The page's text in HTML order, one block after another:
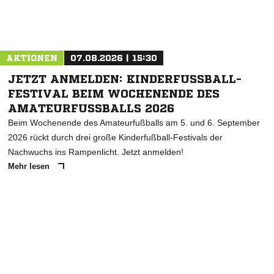
AKTIONEN 07.08.2026 | 15:30
JETZT ANMELDEN: KINDERFUSSBALL-F
ESTIVAL BEIM WOCHENENDE DES A
MATEURFUSSBALLS 2026
Beim Wochenende des Amateurfußballs am 5. und 6. September
2026 rückt durch drei große Kinderfußball-Festivals der
Nachwuchs ins Rampenlicht. Jetzt anmelden!
Mehr lesen